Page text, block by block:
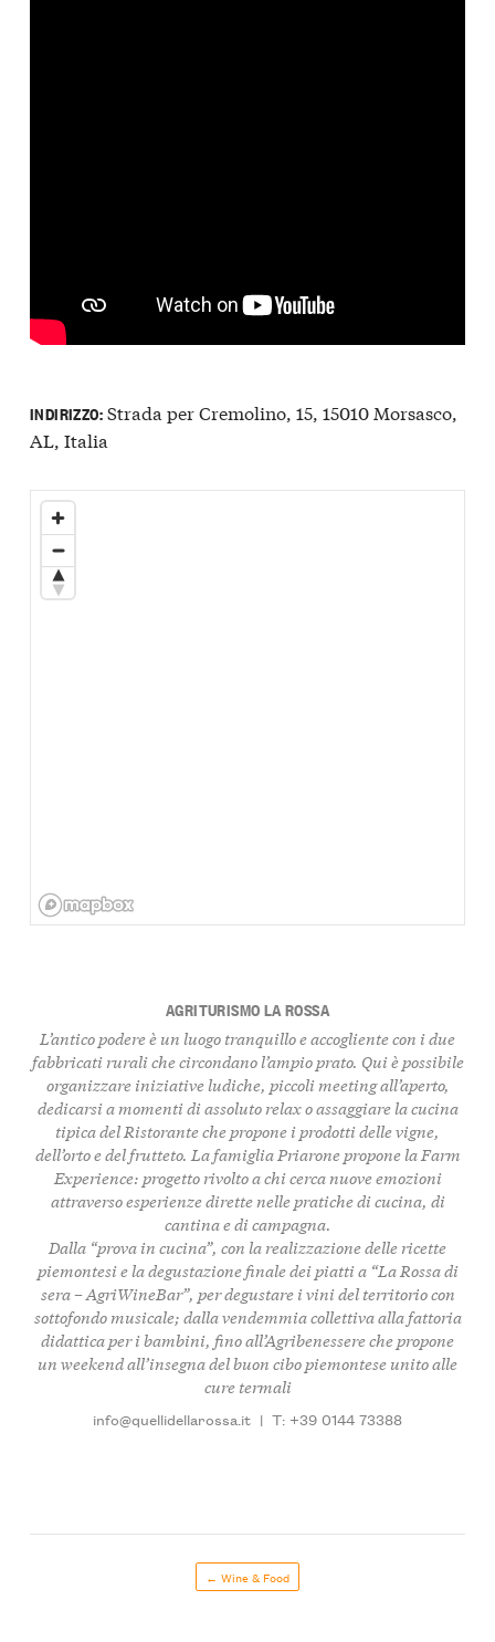
INDIRIZZO:Strada per Cremolino, 15, 15010 Morsasco,
AL, Italia
AGRITURISMO LA ROSSA
L’antico podere è un luogo tranquillo e accogliente con i due
fabbricati rurali che circondano l’ampio prato. Qui è possibile
organizzare iniziative ludiche, piccoli meeting all’aperto,
dedicarsi a momenti di assoluto relax o assaggiare la cucina
tipica del Ristorante che propone i prodotti delle vigne,
dell’orto e del frutteto. La famiglia Priarone propone la Farm
Experience: progetto rivolto a chi cerca nuove emozioni
attraverso esperienze dirette nelle pratiche di cucina, di
cantina e di campagna.
Dalla “prova in cucina”, con la realizzazione delle ricette
piemontesi e la degustazione finale dei piatti a “La Rossa di
sera – AgriWineBar”, per degustare i vini del territorio con
sottofondo musicale; dalla vendemmia collettiva alla fattoria
didattica per i bambini, fino all’Agribenessere che propone
un weekend all’insegna del buon cibo piemontese unito alle
cure termali
info@quellidellarossa.it | T: +39 0144 73388
← Wine & Food